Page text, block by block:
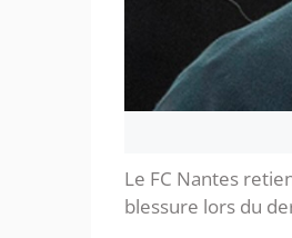
Le FC Nantes
blessure lors du